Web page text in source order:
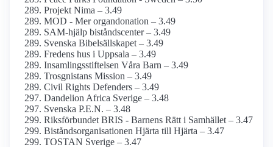
Projekt Nima – 3.49
MOD - Mer organ­donation – 3.49
SAM-hjälp biståndscenter – 3.49
Svenska Bibelsällskapet – 3.49
Fredens hus i Uppsala – 3.49
Insamlings­stiftelsen Våra Barn – 3.49
Trosgnistans Mission – 3.49
Civil Rights Defenders – 3.49
Dandelion Africa Sverige – 3.48
Svenska P.E.N. – 3.48
Riksförbundet BRIS - Barnens Rätt i Samhället – 3.47
Bistånds­organisationen Hjärta till Hjärta – 3.47
TOSTAN Sverige – 3.47